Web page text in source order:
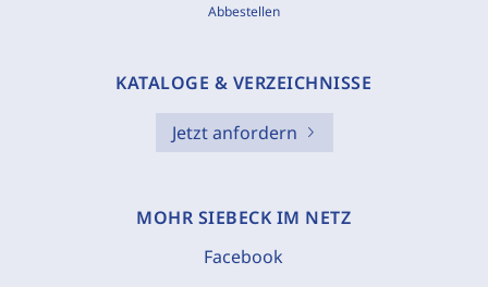
Abbestellen
KATALOGE & VERZEICHNISSE
Jetzt anfordern
MOHR SIEBECK IM NETZ
Facebook